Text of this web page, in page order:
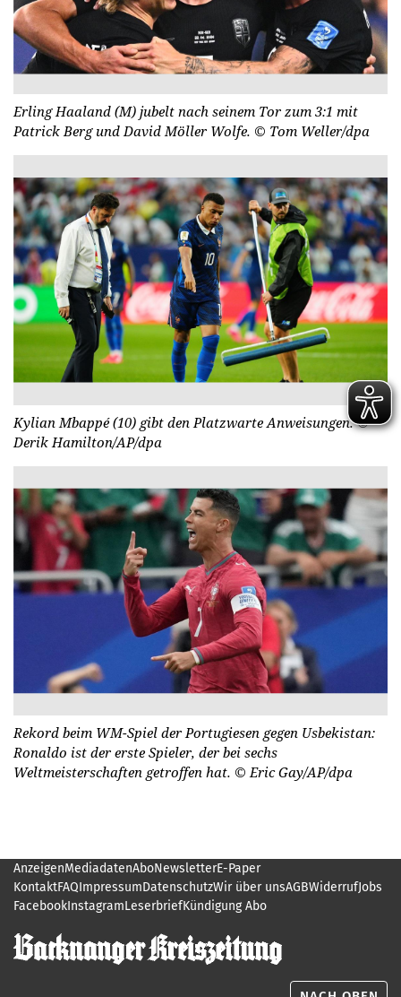
Erling Haaland (M) jubelt nach seinem Tor zum 3:1 mit
Patrick Berg und David Möller Wolfe. © Tom Weller/dpa
Kylian Mbappé (10) gibt den Platzwarte Anweisungen.©
Derik Hamilton/AP/dpa
Rekord beim WM-Spiel der Portugiesen gegen Usbekistan:
Ronaldo ist der erste Spieler, der bei sechs
Weltmeisterschaften getroffen hat. © Eric Gay/AP/dpa
AnzeigenMediadatenAboNewsletterE-Paper
KontaktFAQImpressumDatenschutzWir über unsAGBWiderrufJobs
FacebookInstagramLeserbriefKündigung Abo